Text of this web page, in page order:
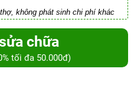
không phát sinh chi phí khác
chữa
tối đa 50.000đ)